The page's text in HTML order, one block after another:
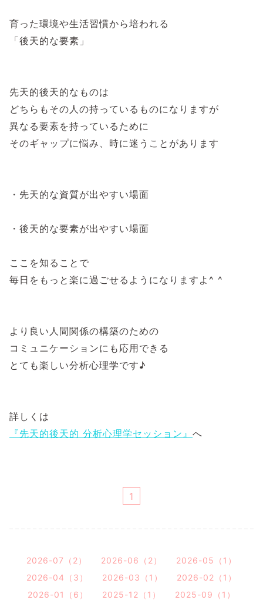
育った環境や生活習慣から培われる
「後天的な要素」
先天的後天的なものは
どちらもその人の持っているものになりますが
異なる要素を持っているために
そのギャップに悩み、時に迷うことがあります
・先天的な資質が出やすい場面
・後天的な要素が出やすい場面
ここを知ることで
毎日をもっと楽に過ごせるようになりますよ^ ^
より良い人間関係の構築のための
コミュニケーションにも応用できる
とても楽しい分析心理学です♪
詳しくは
『先天的後天的 分析心理学セッション』 へ
1
2026-07（2） 2026-06（2）
2026-05（1）
2026-04（3）
2026-03（1）
2026-02（1）
2026-01（6）
2025-12（1）
2025-09（1）